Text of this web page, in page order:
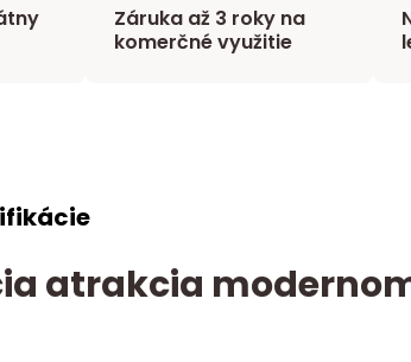
Záruka až 3 roky na
komerčné využitie
atrakcia